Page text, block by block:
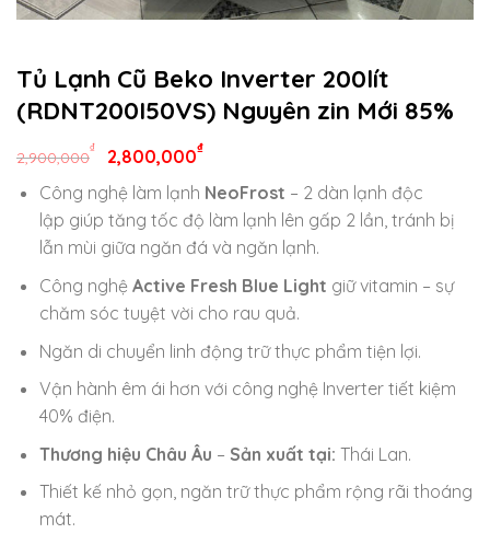
Tủ Lạnh Cũ Beko Inverter 200lít
(RDNT200I50VS) Nguyên zin Mới 85%
2,900,000
₫ 2,800,000₫
Công nghệ làm lạnh NeoFrost – 2 dàn lạnh độc
lập giúp tăng tốc độ làm lạnh lên gấp 2 lần, tránh bị
lẫn mùi giữa ngăn đá và ngăn lạnh.
Công nghệ Active Fresh Blue Light giữ vitamin – sự
chăm sóc tuyệt vời cho rau quả.
Ngăn di chuyển linh động trữ thực phẩm tiện lợi.
Vận hành êm ái hơn với công nghệ Inverter tiết kiệm
40% điện.
Thương hiệu Châu Âu – Sản xuất tại: Thái Lan.
Thiết kế nhỏ gọn, ngăn trữ thực phẩm rộng rãi thoáng
mát.